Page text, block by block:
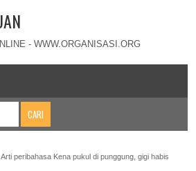
- WWW.ORGANISASI.ORG
Arti peribahasa Kena pukul di punggung, gigi habis